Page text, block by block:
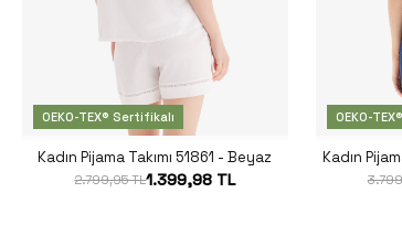
OEKO-TEX® Sertifikalı
Kadın Pijama Takımı 51861 - Beyaz
2.799,95 TL1.399,98 TL
OEKO-
Kadın